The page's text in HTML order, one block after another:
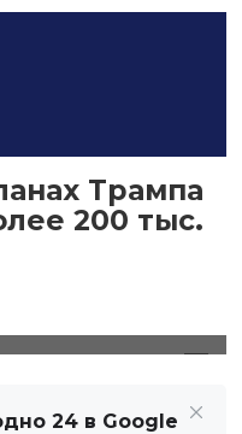
Трампа
200 тыс.
24 в Google